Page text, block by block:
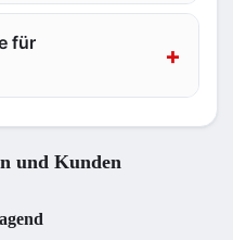
für
und Kunden